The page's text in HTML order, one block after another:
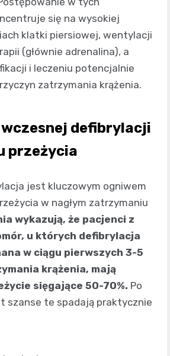
się na wysokiej
klatki piersiowej, wentylacji
(głównie adrenalina), a
i leczeniu potencjalnie
zatrzymania krążenia.
defibrylacji
przeżycia
jest kluczowym ogniwem
w nagłym zatrzymaniu
wykazują, że pacjenci z
u których defibrylacja
w ciągu pierwszych 3-5
krążenia, mają
sięgające 50-70%. Po
szanse te spadają praktycznie